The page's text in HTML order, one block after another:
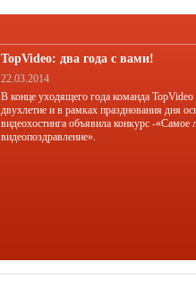
TopVideo: два года с вами!
22.03.2014
В конце уходящего года команда TopVideo
двухлетие и в рамках празднования дня
видеохостинга объявила конкурс -«Самое
видеопоздравление».